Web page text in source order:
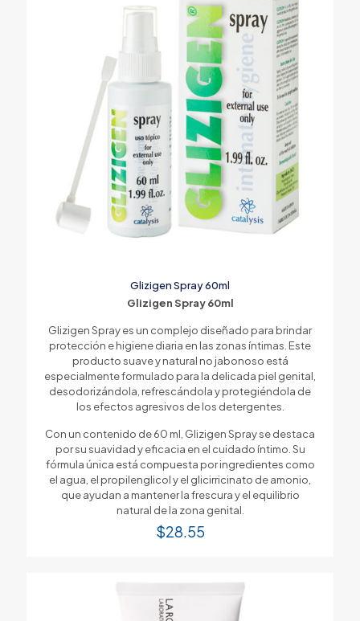
Glizigen Spray 60ml
Glizigen Spray 60ml
Glizigen Spray es un complejo diseñado para brindar
protección e higiene diaria en las zonas íntimas. Este
producto suave y natural no jabonoso está
especialmente formulado para la delicada piel genital,
desodorizándola, refrescándola y protegiéndola de
los efectos agresivos de los detergentes.
Con un contenido de 60 ml, Glizigen Spray se destaca
por su suavidad y eficacia en el cuidado íntimo. Su
fórmula única está compuesta por ingredientes como
el agua, el propilenglicol y el glicirricinato de amonio,
que ayudan a mantener la frescura y el equilibrio
natural de la zona genital.
$28.55